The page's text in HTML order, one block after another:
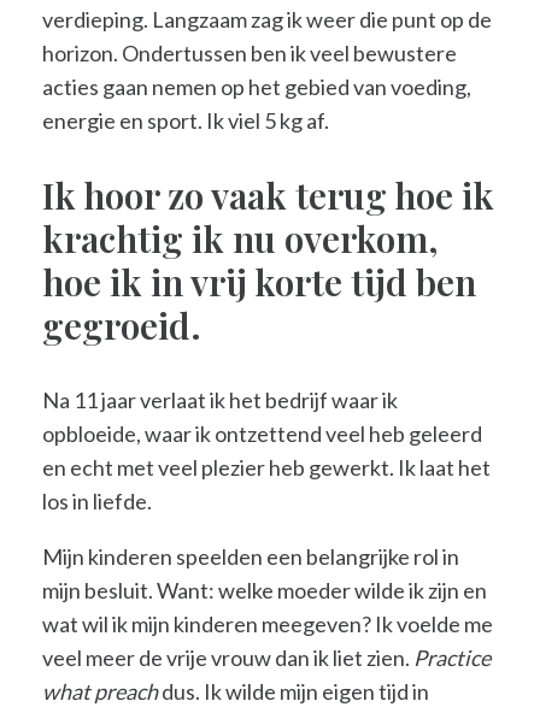
verdieping. Langzaam zag ik weer die punt op de
horizon. Ondertussen ben ik veel bewustere
acties gaan nemen op het gebied van voeding,
energie en sport. Ik viel 5 kg af.
Ik hoor zo vaak terug hoe ik
krachtig ik nu overkom,
hoe ik in vrij korte tijd ben
gegroeid.
Na 11 jaar verlaat ik het bedrijf waar ik
opbloeide, waar ik ontzettend veel heb geleerd
en echt met veel plezier heb gewerkt. Ik laat het
los in liefde.
Mijn kinderen speelden een belangrijke rol in
mijn besluit. Want: welke moeder wilde ik zijn en
wat wil ik mijn kinderen meegeven? Ik voelde me
veel meer de vrije vrouw dan ik liet zien. Practice
what preachdus. Ik wilde mijn eigen tijd in